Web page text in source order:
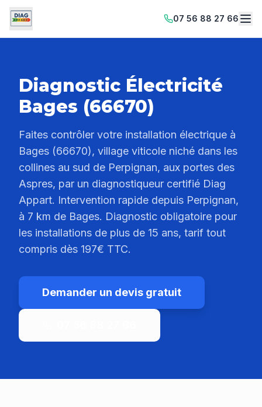
07 56 88 27 66
Diagnostic Électricité
Bages (66670)
Faites contrôler votre installation électrique à
Bages (66670), village viticole niché dans les
collines au sud de Perpignan, aux portes des
Aspres, par un diagnostiqueur certifié Diag
Appart. Intervention rapide depuis Perpignan,
à 7 km de Bages. Diagnostic obligatoire pour
les installations de plus de 15 ans, tarif tout
compris dès 197€ TTC.
Demander un devis gratuit